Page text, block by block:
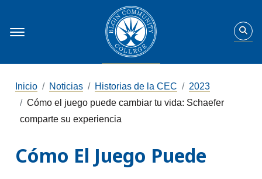
Inicio Noticias Historias de la CEC
2023
Cómo el juego puede cambiar tu vida: Schaefer
comparte su experiencia
Cómo El Juego Puede